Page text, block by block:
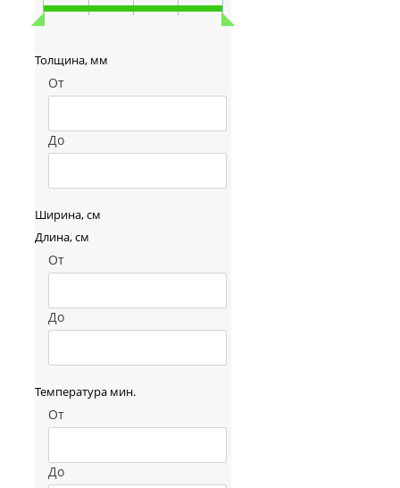
Толщина, мм
От
До
Ширина, см
Длина, см
От
До
Температура мин.
От
До